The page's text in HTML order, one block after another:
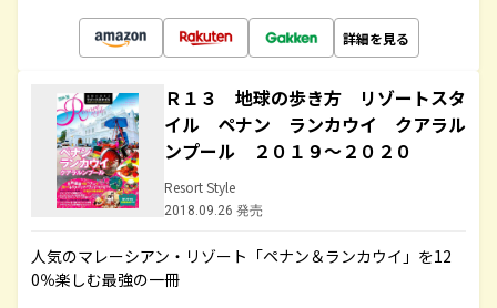
詳細を見る
Ｒ１３ 地球の歩き方 リゾートスタ
イル ペナン ランカウイ クアラル
ンプール ２０１９～２０２０
Resort Style
2018.09.26 発売
人気のマレーシアン・リゾート「ペナン＆ランカウイ」を12
0％楽しむ最強の一冊